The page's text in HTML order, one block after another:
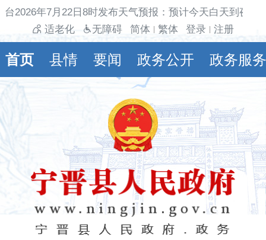
2026年7月22日8时发布天气预报：预计今天白天到夜
适老化
无障碍 简体 繁体 登录 注册
首页 县情 要闻 政务公开 政务服务